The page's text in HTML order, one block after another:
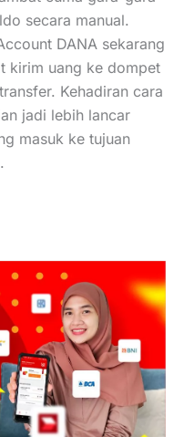
secara manual.
DANA sekarang
kirim uang ke dompet
Kehadiran cara
jadi lebih lancar
masuk ke tujuan